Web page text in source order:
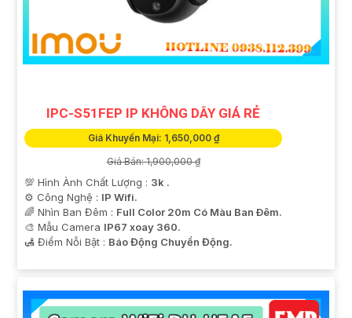
IPC-S51FEP IP KHÔNG DÂY GIÁ RẺ
Giá Khuyến Mại: 1,650,000 ₫
Giá Bán: 1,900,000 ₫
💯 Hình Ành Chất Lượng : 3k .
⚙ Công Nghệ : IP Wifi.
🌈 Nhìn Ban Đêm : Full Color 20m Có Màu Ban Ðêm.
🎨 Mẫu Camera IP67 xoay 360.
️🛃 Điểm Nỗi Bật : Báo Động Chuyển Động.